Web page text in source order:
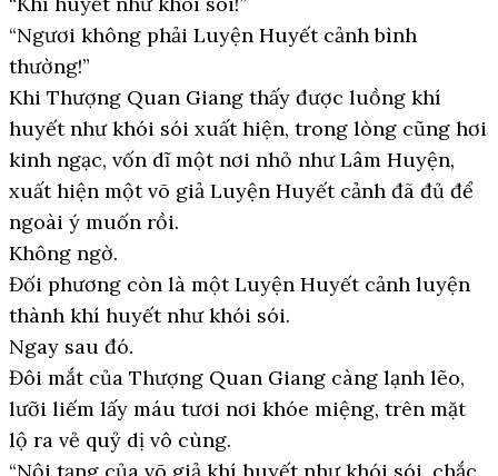
“Ngươi không phải Luyện Huyết cảnh bình
thường!”
Khi Thượng Quan Giang thấy được luồng khí
huyết như khói sói xuất hiện, trong lòng cũng hơi
kinh ngạc, vốn dĩ một nơi nhỏ như Lâm Huyện,
xuất hiện một võ giả Luyện Huyết cảnh đã đủ để
ngoài ý muốn rồi.
Không ngờ.
Đối phương còn là một Luyện Huyết cảnh luyện
thành khí huyết như khói sói.
Ngay sau đó.
Đôi mắt của Thượng Quan Giang càng lạnh lẽo,
lưỡi liếm lấy máu tươi nơi khóe miệng, trên mặt
lộ ra vẻ quỷ dị vô cùng.